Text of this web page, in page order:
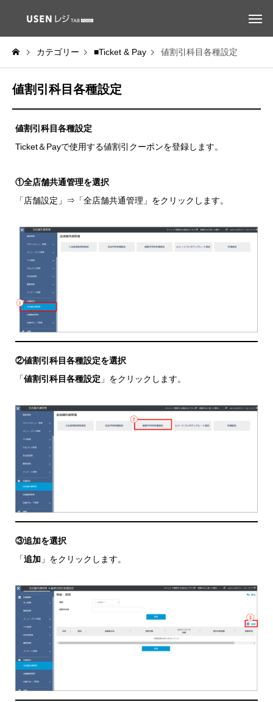
カテゴリー ■Ticket & Pay 値割引科目各種設定
値割引科目各種設定
値割引科目各種設定
Ticket＆Payで使用する値割引クーポンを登録します。
①全店舗共通管理を選択
「店舗設定」⇒「全店舗共通管理」をクリックします。
②値割引科目各種設定を選択
「値割引科目各種設定 」をクリックします。
③追加を選択
「追加 」をクリックします。